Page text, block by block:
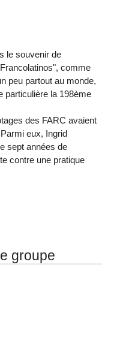
le souvenir de
comme
peu partout au monde,
particulière la 198ème
des FARC avaient
eux, Ingrid
sept années de
contre une pratique
groupe